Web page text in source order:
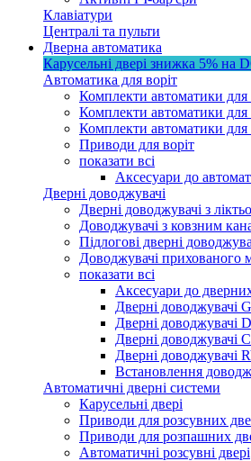
Клавіатури
Централі та пульти
Дверна автоматика
Карусельні двері знижка 5% на
Автоматика для воріт
Комплекти автоматики для
Комплекти автоматики для
Комплекти автоматики для
Приводи для воріт
показати всі
Аксесуари до
Дверні доводжувачі
Дверні доводжувачі з
Доводжувачі з ковзним
Підлогові дверні
Доводжувачі прихованого
показати всі
Аксесуари до
Дверні доводжувачі
Дверні доводжувачі
Дверні доводжувачі
Дверні доводжувачі
Встановлення
Автоматичні дверні системи
Карусельні двері
Приводи для розсувних
Приводи для розпашних
Автоматичні розсувні двері